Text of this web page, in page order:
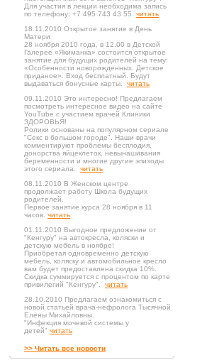
Для участия в лекции необходима запись
по телефону: +7 495 743 43 55 читать
18.11.2010 Открытое занятие в День
Матери
28 ноября 2010 года, в 12.00 в Детской
Галерее «Якиманка» состоится открытое
занятие для будущих родителей на тему:
«Особенности новорожденных. Детское
приданое». Вход бесплатный. Будут
выдаваться бонусные карты. читать
09.11.2010 Это интересно! Предлагаем
посмотреть интересное видео на сайте
YouTube с участием врачей Клиники
ЗДОРОВЬЯ!
Ролики основаны на популярном сериале
"Секс в большом городе". Наши врачи
комментируют проблемы бесплодия,
донорства яйцеклеток, невынашивания
беременности и многие другие эпизоды
этого сериала. читать
08.11.2010 В Женском центре
продолжает работу Школа будущих
родителей.
Первое занятие курса 28 ноября в 11
часов. читать
01.11.2010 Выгодное предложение от
"Кенгуру" на автокресла, коляски и
детскую мебель в ноябре!
Приобретая одновременно детскую
мебель, коляску и автомобильное кресло
вам будет предоставлена скидка 10%.
Скидка суммируется с процентом по карте
привилегий "Кенгуру". читать
28.10.2010 Предлагаем ознакомиться с
новой статьей врача-нефролога Тысячной
Елены Михайловны.
"Инфекция мочевой системы у
детей" читать
>> Читать все новости